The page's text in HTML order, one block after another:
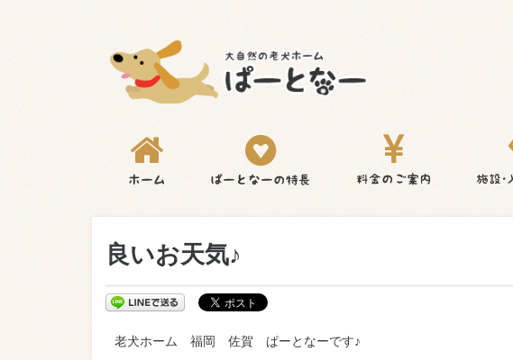
良いお天気♪
老犬ホーム 福岡 佐賀 ぱーとなーです♪